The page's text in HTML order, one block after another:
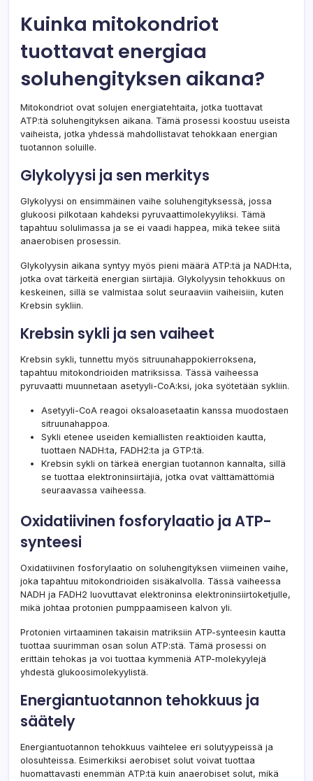
Kuinka mitokondriot
tuottavat energiaa
soluhengityksen aikana?
Mitokondriot ovat solujen energiatehtaita, jotka tuottavat
ATP:tä soluhengityksen aikana. Tämä prosessi koostuu useista
vaiheista, jotka yhdessä mahdollistavat tehokkaan energian
tuotannon soluille.
Glykolyysi ja sen merkitys
Glykolyysi on ensimmäinen vaihe soluhengityksessä, jossa
glukoosi pilkotaan kahdeksi pyruvaattimolekyyliksi. Tämä
tapahtuu solulimassa ja se ei vaadi happea, mikä tekee siitä
anaerobisen prosessin.
Glykolyysin aikana syntyy myös pieni määrä ATP:tä ja NADH:ta,
jotka ovat tärkeitä energian siirtäjiä. Glykolyysin tehokkuus on
keskeinen, sillä se valmistaa solut seuraaviin vaiheisiin, kuten
Krebsin sykliin.
Krebsin sykli ja sen vaiheet
Krebsin sykli, tunnettu myös sitruunahappokierroksena,
tapahtuu mitokondrioiden matriksissa. Tässä vaiheessa
pyruvaatti muunnetaan asetyyli-CoA:ksi, joka syötetään sykliin.
Asetyyli-CoA reagoi oksaloasetaatin kanssa muodostaen
sitruunahappoa.
Sykli etenee useiden kemiallisten reaktioiden kautta,
tuottaen NADH:ta, FADH2:ta ja GTP:tä.
Krebsin sykli on tärkeä energian tuotannon kannalta, sillä
se tuottaa elektroninsiirtäjiä, jotka ovat välttämättömiä
seuraavassa vaiheessa.
Oxidatiivinen fosforylaatio ja ATP-
synteesi
Oxidatiivinen fosforylaatio on soluhengityksen viimeinen vaihe,
joka tapahtuu mitokondrioiden sisäkalvolla. Tässä vaiheessa
NADH ja FADH2 luovuttavat elektroninsa elektroninsiirtoketjulle,
mikä johtaa protonien pumppaamiseen kalvon yli.
Protonien virtaaminen takaisin matriksiin ATP-synteesin kautta
tuottaa suurimman osan solun ATP:stä. Tämä prosessi on
erittäin tehokas ja voi tuottaa kymmeniä ATP-molekyylejä
yhdestä glukoosimolekyylistä.
Energiantuotannon tehokkuus ja
säätely
Energiantuotannon tehokkuus vaihtelee eri solutyypeissä ja
olosuhteissa. Esimerkiksi aerobiset solut voivat tuottaa
huomattavasti enemmän ATP:tä kuin anaerobiset solut, mikä